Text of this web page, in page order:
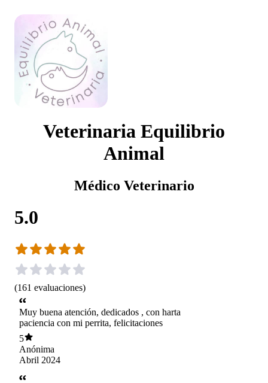
Veterinaria Equilibrio
Animal
Médico Veterinario
5.0
(161 evaluaciones)
Muy buena atención, dedicados , con harta
paciencia con mi perrita, felicitaciones
5
Anónima
Abril 2024